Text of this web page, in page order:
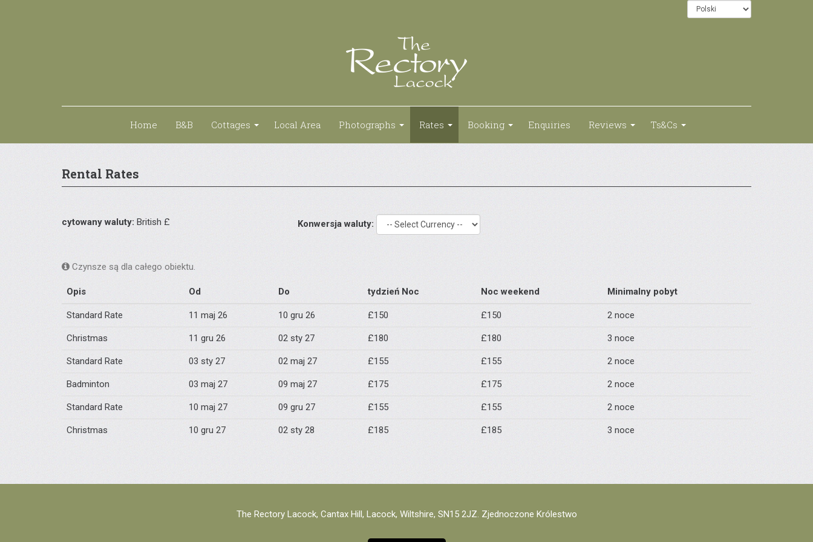
Home B&B Cottages Local Area Photographs Rates Booking Enquiries Reviews Ts&Cs
Rental Rates
cytowany waluty: British £ Konwersja waluty:
Czynsze są dla całego obiektu.
Opis Od Do tydzień Noc Noc weekend Minimalny pobyt
Standard Rate 11 maj 26 10 gru 26 £150 £150 2 noce
Christmas 11 gru 26 02 sty 27 £180 £180 3 noce
Standard Rate 03 sty 27 02 maj 27 £155 £155 2 noce
Badminton 03 maj 27 09 maj 27 £175 £175 2 noce
Standard Rate 10 maj 27 09 gru 27 £155 £155 2 noce
Christmas 10 gru 27 02 sty 28 £185 £185 3 noce
The Rectory Lacock, Cantax Hill, Lacock, Wiltshire, SN15 2JZ. Zjednoczone Królestwo